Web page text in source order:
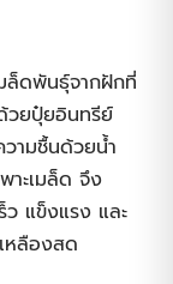
ล็ดพันธุ์จากฝักที่
วยปุ๋ยอินทรีย์
วามชื้นด้วยน้ำ
าะเมล็ด จึง
ว แข็งแรง และ
หลืองสด